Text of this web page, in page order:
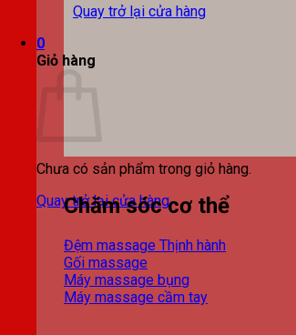
Quay trở lại cửa hàng
0
Giỏ hàng
Chưa có sản phẩm trong giỏ hàng.
Quay trở lại cửa hàng
Chăm sóc cơ thể
Đệm massage
Gối massage
Máy massage bụng
Máy massage cầm tay